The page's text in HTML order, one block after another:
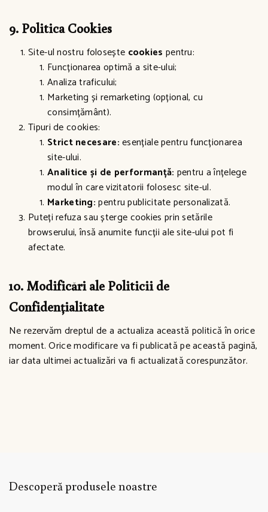
9. Politica Cookies
Site-ul nostru folosește cookies pentru:
Funcționarea optimă a site-ului;
Analiza traficului;
Marketing și remarketing (opțional, cu
consimțământ).
Tipuri de cookies:
Strict necesare:esențiale pentru funcționarea
site-ului.
Analitice și de performanță: pentru a înțelege
modul în care vizitatorii folosesc site-ul.
Marketing:pentru publicitate personalizată.
Puteți refuza sau șterge cookies prin setările
browserului, însă anumite funcții ale site-ului pot fi
afectate.
10. Modificări ale Politicii de
Confidențialitate
Ne rezervăm dreptul de a actualiza această politică în orice
moment. Orice modificare va fi publicată pe această pagină,
iar data ultimei actualizări va fi actualizată corespunzător.
Descoperă produsele noastre